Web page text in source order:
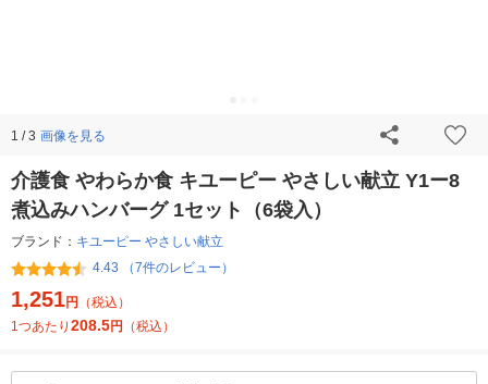
1 / 3 画像を見る
介護食 やわらか食 キユーピー やさしい献立 Y1ー8
煮込みハンバーグ 1セット（6袋入）
ブランド： キユーピー やさしい献立
4.43 （7件のレビュー）
1,251円
（税込）
1つあたり 208.5円 （税込）